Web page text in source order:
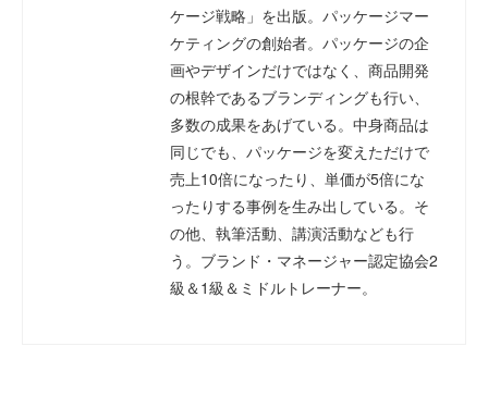
ケージ戦略」を出版。パッケージマー
ケティングの創始者。パッケージの企
画やデザインだけではなく、商品開発
の根幹であるブランディングも行い、
多数の成果をあげている。中身商品は
同じでも、パッケージを変えただけで
売上10倍になったり、単価が5倍にな
ったりする事例を生み出している。そ
の他、執筆活動、講演活動なども行
う。ブランド・マネージャー認定協会2
級＆1級＆ミドルトレーナー。